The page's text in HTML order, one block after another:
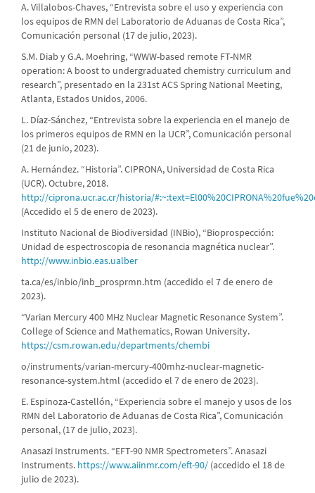
A. Villalobos-Chaves, “Entrevista sobre el uso y experiencia con
los equipos de RMN del Laboratorio de Aduanas de Costa Rica”,
Comunicación personal (17 de julio, 2023).
S.M. Diab y G.A. Moehring, “WWW-based remote FT-NMR
operation: A boost to undergraduated chemistry curriculum and
research”, presentado en la 231st ACS Spring National Meeting,
Atlanta, Estados Unidos, 2006.
L. Díaz-Sánchez, “Entrevista sobre la experiencia en el manejo de
los primeros equipos de RMN en la UCR”, Comunicación personal
(21 de junio, 2023).
A. Hernández. “Historia”. CIPRONA, Universidad de Costa Rica
(UCR). Octubre, 2018.
http://ciprona.ucr.ac.cr/historia/
(Accedido el 5 de enero de 2023).
Instituto Nacional de Biodiversidad (INBio), “Bioprospección:
Unidad de espectroscopia de resonancia magnética nuclear”.
http://www.inbio.eas.ualber
ta.ca/es/inbio/inb_prosprmn.htm (accedido el 7 de enero de
2023).
“Varian Mercury 400 MHz Nuclear Magnetic Resonance System”.
College of Science and Mathematics, Rowan University.
https://csm.rowan.edu/departments/chembi
o/instruments/varian-mercury-400mhz-nuclear-magnetic-
resonance-system.html (accedido el 7 de enero de 2023).
E. Espinoza-Castellón, “Experiencia sobre el manejo y usos de los
RMN del Laboratorio de Aduanas de Costa Rica”, Comunicación
personal, (17 de julio, 2023).
Anasazi Instruments. “EFT-90 NMR Spectrometers”. Anasazi
Instruments. https://www.aiinmr.com/eft-90/ (accedido el 18 de
julio de 2023).